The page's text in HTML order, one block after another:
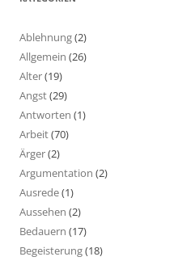
Ablehnung(2)
Allgemein (26)
Alter(19)
Angst(29)
Antworten (1)
Arbeit(70)
Ärger(2)
Argumentation (2)
Ausrede(1)
Aussehen (2)
Bedauern (17)
Begeisterung(18)